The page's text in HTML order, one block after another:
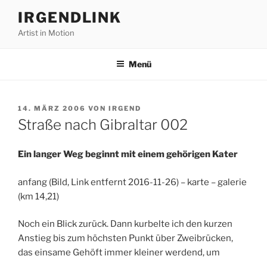
Inhalt
springen
IRGENDLINK
Artist in Motion
Menü
VERÖFFENTLICHT
AM
14. MÄRZ 2006 VON IRGEND
Straße nach Gibraltar 002
Ein langer Weg beginnt mit einem gehörigen Kater
anfang (Bild, Link entfernt 2016-11-26) – karte – galerie
(km 14,21)
Noch ein Blick zurück. Dann kurbelte ich den kurzen
Anstieg bis zum höchsten Punkt über Zweibrücken,
das einsame Gehöft immer kleiner werdend, um